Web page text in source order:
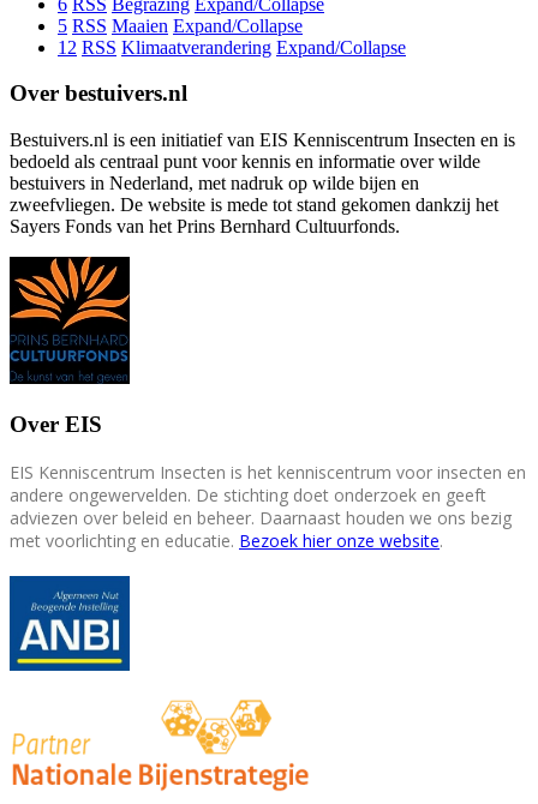
5 RSS Maaien Expand/Collapse
12 RSS Klimaatverandering Expand/Collapse
Over bestuivers.nl
Bestuivers.nl is een initiatief van EIS Kenniscentrum Insecten en is
bedoeld als centraal punt voor kennis en informatie over wilde
bestuivers in Nederland, met nadruk op wilde bijen en
zweefvliegen. De website is mede tot stand gekomen dankzij het
Sayers Fonds van het Prins Bernhard Cultuurfonds.
Over EIS
EIS Kenniscentrum Insecten is het kenniscentrum voor insecten en
andere ongewervelden. De stichting doet onderzoek en geeft
adviezen over beleid en beheer. Daarnaast houden we ons bezig
met voorlichting en educatie. Bezoek hier onze website.